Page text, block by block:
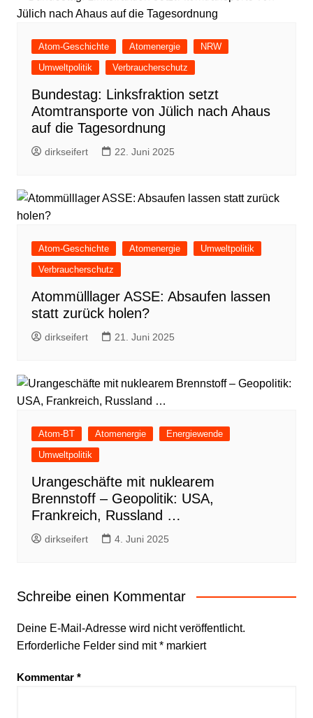
Atom-Geschichte Atomenergie
NRW
Umweltpolitik
Verbraucherschutz
Bundestag: Linksfraktion setzt
Atomtransporte von Jülich nach Ahaus
auf die Tagesordnung
dirkseifert 22. Juni 2025
Atom-Geschichte Atomenergie
Umweltpolitik
Verbraucherschutz
Atommülllager ASSE: Absaufen lassen
statt zurück holen?
dirkseifert 21. Juni 2025
Atom-BT Atomenergie
Energiewende
Umweltpolitik
Urangeschäfte mit nuklearem
Brennstoff – Geopolitik: USA,
Frankreich, Russland …
dirkseifert 4. Juni 2025
Schreibe einen Kommentar
Deine E-Mail-Adresse wird nicht veröffentlicht.
Erforderliche Felder sind mit*markiert
Kommentar *